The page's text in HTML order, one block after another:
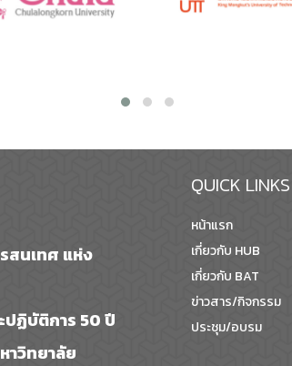
สนเทศ แห่ง
ปฏิบัติการ 50 ปี
วิทยาลัย
QUICK LINKS
หน้าแรก
เกี่ยวกับ HUB
เกี่ยวกับ BAT
ข่าวสาร/กิจกรรม
ประชุม/อบรม